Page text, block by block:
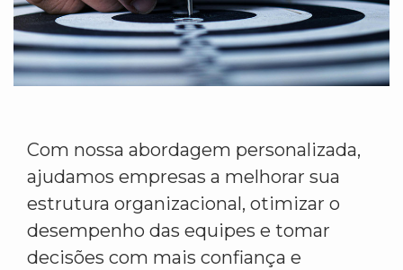
Com nossa abordagem personalizada,
ajudamos empresas a melhorar sua
estrutura organizacional, otimizar o
desempenho das equipes e tomar
decisões com mais confiança e